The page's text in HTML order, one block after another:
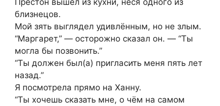
близнецов.
Мой зять выглядел удивлённым, но не злым.
“Маргарет,” — осторожно сказал он. — “Ты
могла бы позвонить.”
“Ты должен был(а) пригласить меня пять лет
назад.”
Я посмотрела прямо на Ханну.
“Ты хочешь сказать мне, о чём на самом